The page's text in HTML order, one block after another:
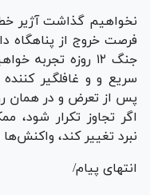
نخواهیم گذاشت آژیر
فرصت خروج از پناهگاه
جنگ ۱۲ روزه
سریع و و غافلگیر
پس از تعرض و در همان
اگر تجاوز تکرار شود،
نبرد تغییر کند،
انتهای پیام/